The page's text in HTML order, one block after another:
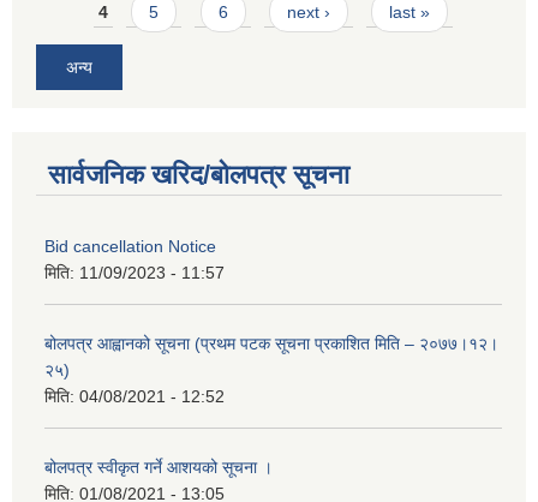
4 5 6 next › last »
अन्य
सार्वजनिक खरिद/बोलपत्र सूचना
Bid cancellation Notice
मिति: 11/09/2023 - 11:57
बोलपत्र आह्वानको सूचना (प्रथम पटक सूचना प्रकाशित मिति – २०७७।१२।
२५)
मिति: 04/08/2021 - 12:52
बोलपत्र स्वीकृत गर्ने आशयको सूचना ।
मिति: 01/08/2021 - 13:05